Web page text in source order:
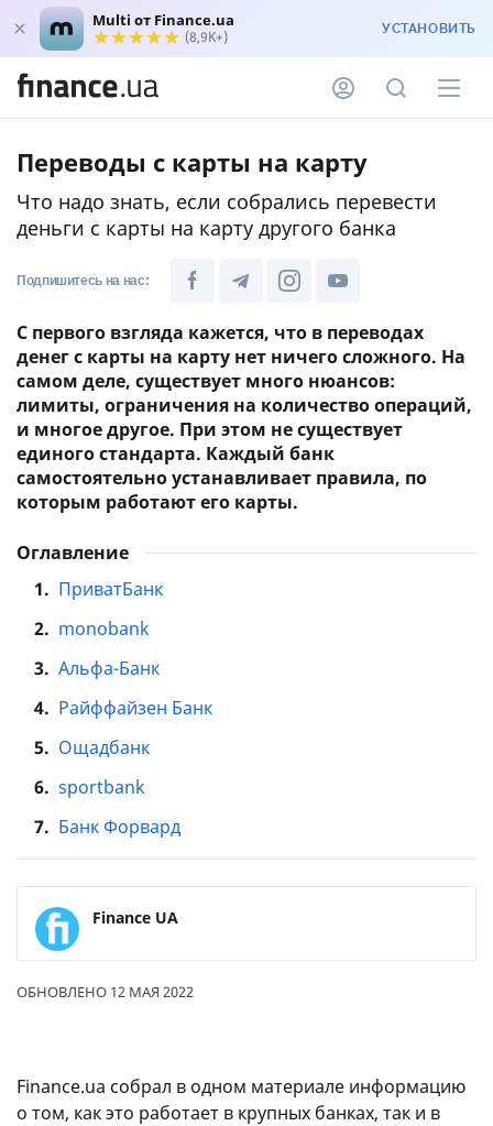
Multi от Finance.ua
(8,9K+) УСТАНОВИТЬ
Переводы с карты на карту
Что надо знать, если собрались перевести
деньги с карты на карту другого банка
Подпишитесь на нас:
С первого взгляда кажется, что в переводах
денег с карты на карту нет ничего сложного. На
самом деле, существует много нюансов:
лимиты, ограничения на количество операций,
и многое другое. При этом не существует
единого стандарта. Каждый банк
самостоятельно устанавливает правила, по
которым работают его карты.
Оглавление
1. ПриватБанк
2. monobank
3. Альфа-Банк
4. Райффайзен Банк
5. Ощадбанк
6. sportbank
7. Банк Форвард
Finance UA
ОБНОВЛЕНО 12 МАЯ 2022
Finance.ua собрал в одном материале информацию
о том, как это работает в крупных банках, так и в